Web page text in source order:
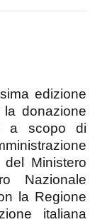
edizione
donazione
a scopo di
Ministero
Nazionale
la Regione
italiana